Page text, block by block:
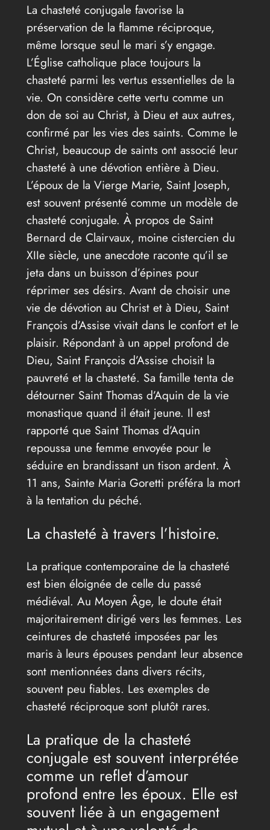
La chasteté conjugale favorise la
préservation de la flamme réciproque,
même lorsque seul le mari s’y engage.
L’Église catholique place toujours la
chasteté parmi les vertus essentielles de la
vie. On considère cette vertu comme un
don de soi au Christ, à Dieu et aux autres,
confirmé par les vies des saints. Comme le
Christ, beaucoup de saints ont associé leur
chasteté à une dévotion entière à Dieu.
L’époux de la Vierge Marie, Saint Joseph,
est souvent présenté comme un modèle de
chasteté conjugale. À propos de Saint
Bernard de Clairvaux, moine cistercien du
XIIe siècle, une anecdote raconte qu’il se
jeta dans un buisson d’épines pour
réprimer ses désirs. Avant de choisir une
vie de dévotion au Christ et à Dieu, Saint
François d’Assise vivait dans le confort et le
plaisir. Répondant à un appel profond de
Dieu, Saint François d’Assise choisit la
pauvreté et la chasteté. Sa famille tenta de
détourner Saint Thomas d’Aquin de la vie
monastique quand il était jeune. Il est
rapporté que Saint Thomas d’Aquin
repoussa une femme envoyée pour le
séduire en brandissant un tison ardent. À
11 ans, Sainte Maria Goretti préféra la mort
à la tentation du péché.
La chasteté à travers l’histoire.
La pratique contemporaine de la chasteté
est bien éloignée de celle du passé
médiéval. Au Moyen Âge, le doute était
majoritairement dirigé vers les femmes. Les
ceintures de chasteté imposées par les
maris à leurs épouses pendant leur absence
sont mentionnées dans divers récits,
souvent peu fiables. Les exemples de
chasteté réciproque sont plutôt rares.
La pratique de la chasteté
conjugale est souvent interprétée
comme un reflet d’amour
profond entre les époux. Elle est
souvent liée à un engagement